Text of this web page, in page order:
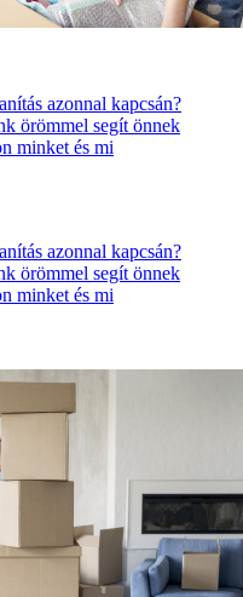
azonnal kapcsán?
örömmel segít önnek
minket és mi
azonnal kapcsán?
örömmel segít önnek
minket és mi